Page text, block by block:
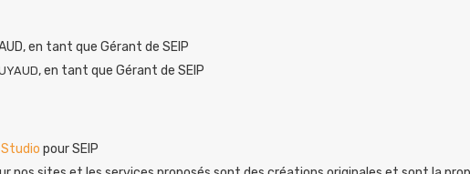
en tant que Gérant de SEIP
, en tant que Gérant de SEIP
Studio pour SEIP